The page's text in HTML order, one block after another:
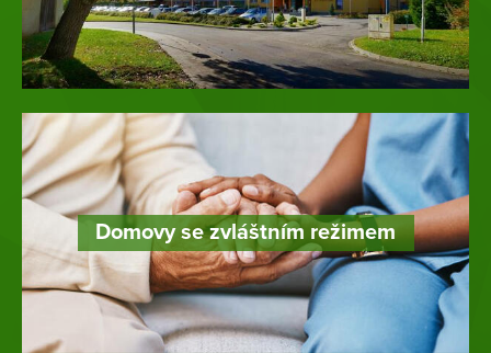
Domovy se zvláštním režimem